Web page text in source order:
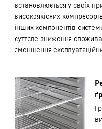
встановлюється у своїх
високоякісних
інших компонентів
суттєве зниження
зменшення